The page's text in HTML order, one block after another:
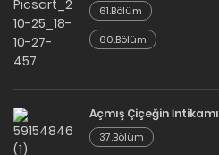
61.Bölüm
60.Bölüm
Açmış Çiçeğin İntikamı
37.Bölüm